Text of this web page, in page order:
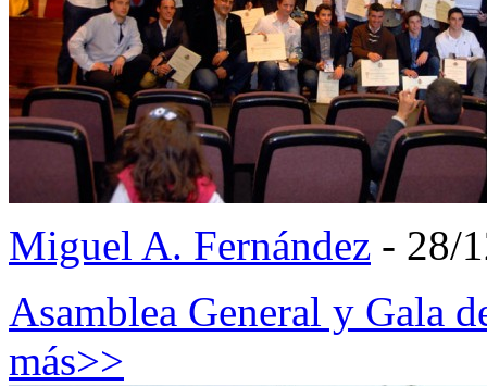
Miguel A. Fernández - 28/
Asamblea General y Gala
más>>